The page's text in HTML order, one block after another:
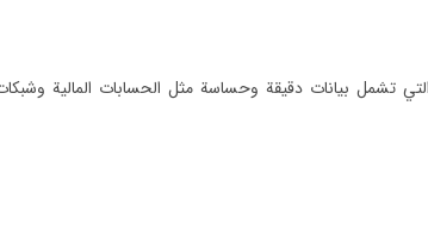
تشمل بيانات دقيقة وحساسة مثل الحسابات المالية